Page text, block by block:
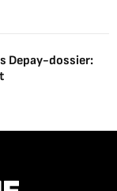
Depay-dossier: